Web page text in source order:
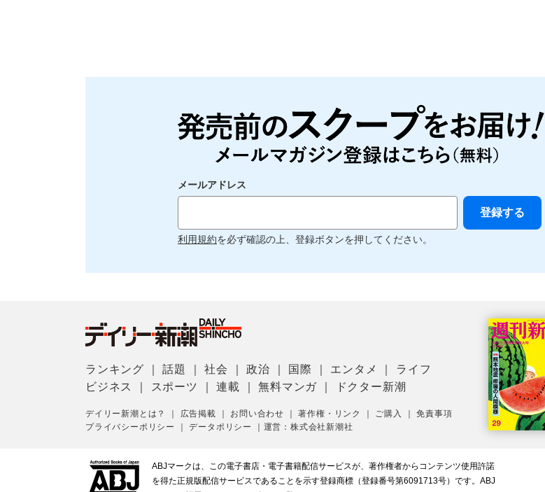
メールアドレス
利用規約を必ず確認の上、登録ボタンを押してください。
ランキング ｜話題 ｜社会 ｜政治 国際 エンタメ
ライフ
ビジネス
スポーツ ｜連載 ｜無料マンガ ドクター新潮
デイリー新潮とは？ 広告掲載 お問い合わせ ｜著作権・リンク ご購入 ｜免責事項
プライバシーポリシー
｜データポリシー 運営：株式会社新潮社
ABJマークは、この電子書店・電子書籍配信サービスが、著作権者からコンテンツ使用許諾
を得た正規版配信サービスであることを示す登録商標（登録番号第6091713号）です。ABJ